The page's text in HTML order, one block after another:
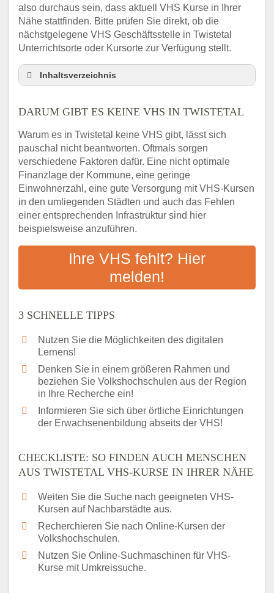
also durchaus sein, dass aktuell VHS Kurse in Ihrer
Nähe stattfinden. Bitte prüfen Sie direkt, ob die
nächstgelegene VHS Geschäftsstelle in Twistetal
Unterrichtsorte oder Kursorte zur Verfügung stellt.
Inhaltsverzeichnis
3 schnelle Tipps
Twistetal VHS-Kurse in Ihrer Nähe
Abendschule in der Region rund um
Twistetal
VHS steht für Erwachsenenbildung
Online-Kurse: Alternative Angebote zum
VHS-Kurs
Vor- und Nachteile von Online-Kursen
Bildungsangeboten an
Das bundesweite Volkshochschulwesen
DARUM GIBT ES KEINE VHS IN TWISTETAL
Warum es in Twistetal keine VHS gibt, lässt sich
pauschal nicht beantworten. Oftmals sorgen
verschiedene Faktoren dafür. Eine nicht optimale
Finanzlage der Kommune, eine geringe
Einwohnerzahl, eine gute Versorgung mit VHS-Kursen
in den umliegenden Städten und auch das Fehlen
einer entsprechenden Infrastruktur sind hier
beispielsweise anzuführen.
Ihre VHS fehlt? Hier
melden!
3 SCHNELLE TIPPS
Nutzen Sie die Möglichkeiten des digitalen
Lernens!
Denken Sie in einem größeren Rahmen und
beziehen Sie Volkshochschulen aus der Region
in Ihre Recherche ein!
Informieren Sie sich über örtliche Einrichtungen
der Erwachsenenbildung abseits der VHS!
CHECKLISTE: SO FINDEN AUCH MENSCHEN
AUS TWISTETAL VHS-KURSE IN IHRER NÄHE
Weiten Sie die Suche nach geeigneten VHS-
Kursen auf Nachbarstädte aus.
Recherchieren Sie nach Online-Kursen der
Volkshochschulen.
Nutzen Sie Online-Suchmaschinen für VHS-
Kurse mit Umkreissuche.